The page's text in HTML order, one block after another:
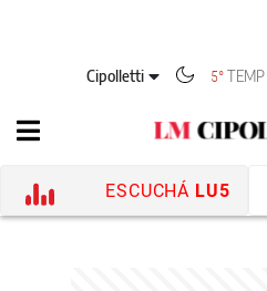
Cipolletti 5° TEMP
ESCUCHÁ LU5